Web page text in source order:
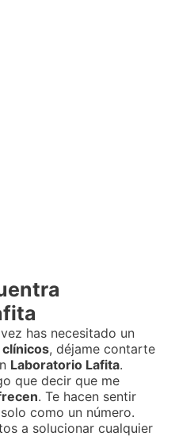
has necesitado un
, déjame contarte
Laboratorio Lafita.
que decir que me
. Te hacen sentir
como un número.
a solucionar cualquier